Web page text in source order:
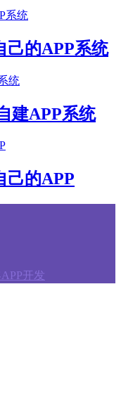
己的APP系统
建APP系统
己的APP
开发